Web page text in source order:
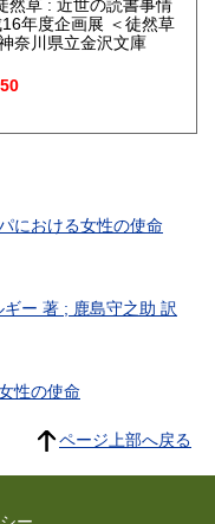
然草 : 近世の読書事情
年度企画展 ＜徒然草
神奈川県立金沢文庫
における女性の使命
ー 著 ; 鹿島守之助 訳
性の使命
ページ上部へ戻る